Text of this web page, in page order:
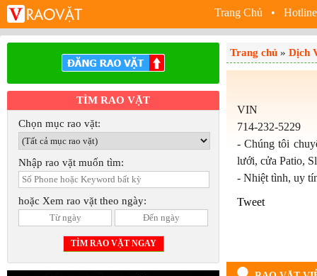
Trang Chủ •
TÌM RAO VẶT
Chọn mục rao vặt:
Nhập rao vặt muốn tìm:
hoặc Xem rao vặt theo ngày:
Trang chủ » Dịch
VIN
714-232-5229
- Chúng tôi
lưới, cửa Patio,
- Nhiệt tình, uy
Tweet